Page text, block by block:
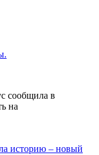
сообщила в
на
историю – новый